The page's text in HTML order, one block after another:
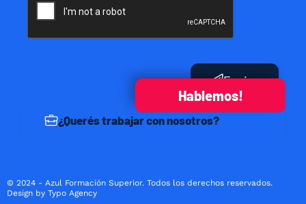
Hablemos!
¿Querés trabajar con nosotros?
Enviar
© 2024 - Azul Formación Superior. Todos los derechos reservados.
Design by Typo Agency